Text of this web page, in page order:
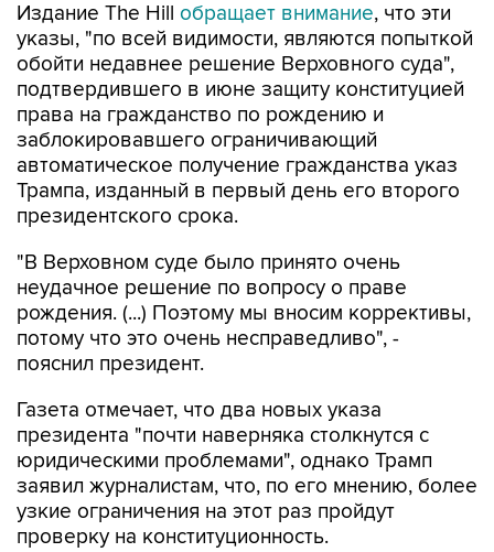
Издание The Hill обращает внимание, что эти
указы, "по всей видимости, являются попыткой
обойти недавнее решение Верховного суда",
подтвердившего в июне защиту конституцией
права на гражданство по рождению и
заблокировавшего ограничивающий
автоматическое получение гражданства указ
Трампа, изданный в первый день его второго
президентского срока.
"В Верховном суде было принято очень
неудачное решение по вопросу о праве
рождения. (...) Поэтому мы вносим коррективы,
потому что это очень несправедливо", -
пояснил президент.
Газета отмечает, что два новых указа
президента "почти наверняка столкнутся с
юридическими проблемами", однако Трамп
заявил журналистам, что, по его мнению, более
узкие ограничения на этот раз пройдут
проверку на конституционность.